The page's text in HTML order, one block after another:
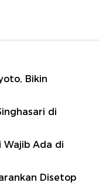
Bikin
di
Wajib Ada di
Disetop